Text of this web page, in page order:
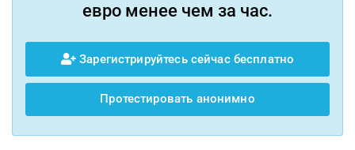
евро менее чем за час.
Зарегистрируйтесь сейчас бесплатно
Протестировать анонимно